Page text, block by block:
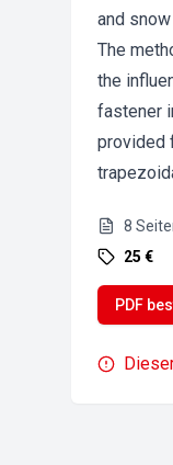
and
The
the
fastener
provided
8
25 €
PDF